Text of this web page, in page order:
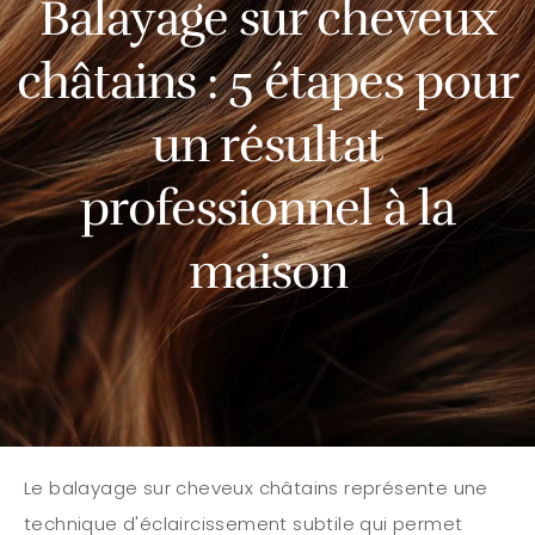
Balayage sur cheveux
châtains : 5 étapes pour
un résultat
professionnel à la
maison
Le balayage sur cheveux châtains représente une
technique d'éclaircissement subtile qui permet